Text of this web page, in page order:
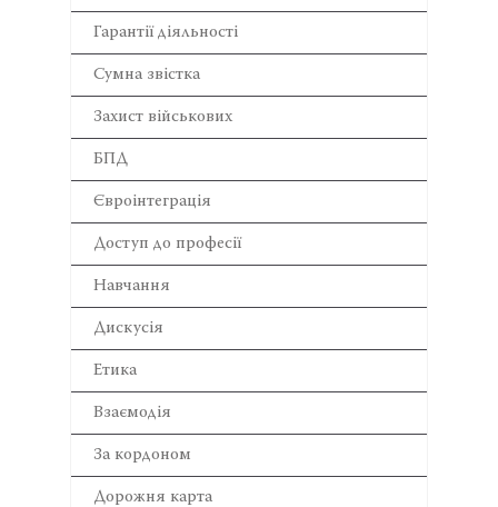
Гарантії діяльності
Сумна звістка
Захист військових
БПД
Євроінтеграція
Доступ до професії
Навчання
Дискусія
Етика
Взаємодія
За кордоном
Дорожня карта